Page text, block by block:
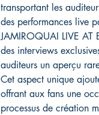
transportant les
des performances live
JAMIROQUAI LIVE AT
des interviews
auditeurs un aperçu
Cet aspect unique
offrant aux fans une
processus de création